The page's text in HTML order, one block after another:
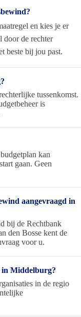
en kies je er
door de rechter
beste bij jou past.
tussenkomst.
is
kan
gaan. Geen
aangevraagd in
bij de Rechtbank
den Bosse kent de
voor u.
in Middelburg?
in de regio